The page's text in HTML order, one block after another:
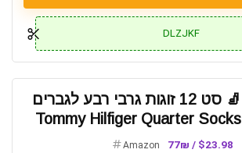
DLZJKF
🧦 סט 12 זוגות גרבי רבע לגברים
Tommy Hilfiger Quarter Socks
$23.98 / 77₪
Amazon